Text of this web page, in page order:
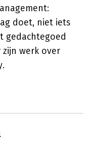
doet, niet iets
gedachtegoed
werk over